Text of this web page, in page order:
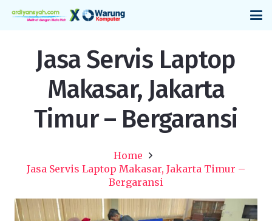
Jasa Servis Laptop
Makasar, Jakarta
Timur – Bergaransi
Home
Jasa Servis Laptop Makasar, Jakarta Timur –
Bergaransi